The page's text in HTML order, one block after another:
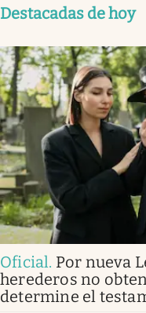
Destacadas de hoy
Oficial. Por nueva
herederos no
determine el